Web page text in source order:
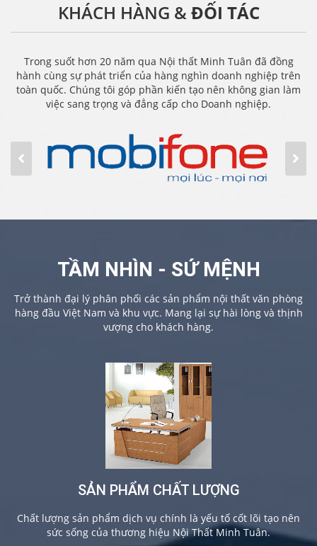
KHÁCH HÀNG &ĐỐI TÁC
Trong suốt hơn 20 năm qua Nội thất Minh Tuân đã đồng
hành cùng sự phát triển của hàng nghìn doanh nghiệp trên
toàn quốc. Chúng tôi góp phần kiến tạo nên không gian làm
việc sang trọng và đẳng cấp cho Doanh nghiệp.
TẦM NHÌN - SỨ MỆNH
Trở thành đại lý phân phối các sản phẩm nội thất văn phòng
hàng đầu Việt Nam và khu vực. Mang lại sự hài lòng và thịnh
vượng cho khách hàng.
SẢN PHẨM CHẤT LƯỢNG
Chất lượng sản phẩm dịch vụ chính là yếu tố cốt lõi tạo nên
sức sống của thương hiệu Nội Thất Minh Tuân.